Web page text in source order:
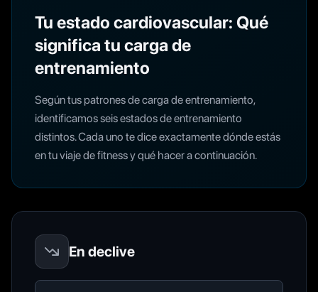
Tu estado cardiovascular: Qué
significa tu carga de
entrenamiento
Según tus patrones de carga de entrenamiento,
identificamos seis estados de entrenamiento
distintos. Cada uno te dice exactamente dónde estás
en tu viaje de fitness y qué hacer a continuación.
En declive